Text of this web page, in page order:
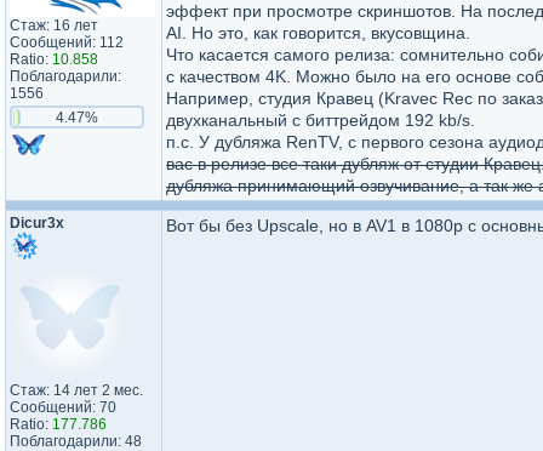
Стаж: 16 лет
Сообщений: 112
Ratio: 10.858
Поблагодарили:
1556
4.47%
эффект при просмотре скриншотов. На
AI. Но это, как говорится, вкусовщина.
Что касается самого релиза: сомнительно
с качеством 4K. Можно было на его основе
Например, студия Кравец (Kravec Rec по
двухканальный c биттрейдом 192 kb/s.
п.с. У дубляжа RenTV, с первого сезона
вас в релизе все таки дубляж от студии
дубляжа принимающий озвучивание, а так же
Dicur3x
Стаж: 14 лет 2 мес.
Сообщений: 70
Ratio: 177.786
Поблагодарили: 48
Вот бы без Upscale, но в AV1 в 1080p с